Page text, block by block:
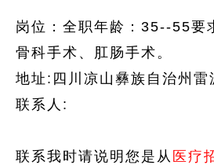
岗位：全职年龄：35--55要
骨科手术、肛肠手术。
地址:四川凉山彝族自治州
联系人:
联系我时请说明您是从 医疗